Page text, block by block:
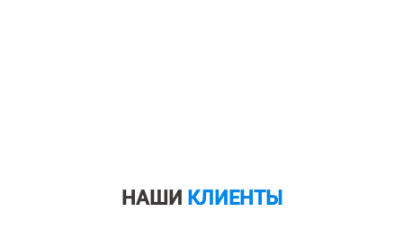
НАШИ КЛИЕНТЫ